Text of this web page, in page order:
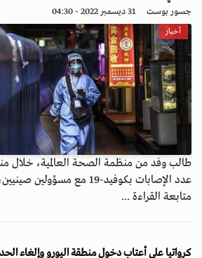
جسور بوست 31 ديسمبر 2022 - 04:30
أخبار
طالب وفد من منظمة الصحة العالمية، خلال
عدد الإصابات بكوفيد-19 مع مسؤولين صينيين، بمشاركة البيا...
متابعة القراءة ...
كرواتيا على أعتاب دخول منطقة اليورو وإلغاء